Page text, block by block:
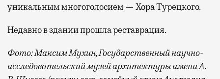
уникальным многоголосием — Хора Турецкого.
Недавно в здании прошла реставрация.
Фото: Максим Мухин, Государственный научно-
исследовательский музей архитектуры имени А.